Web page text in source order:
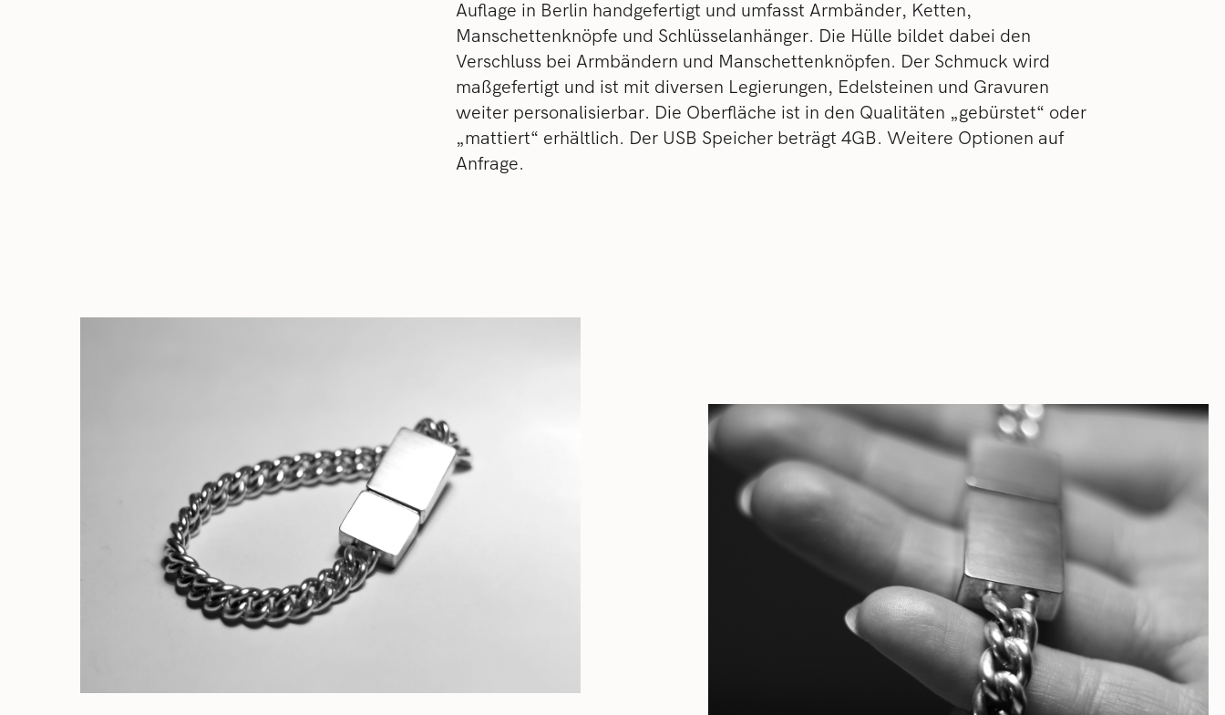
Auflage in Berlin handgefertigt und umfasst Armbänder, Ketten,
Manschettenknöpfe und Schlüsselanhänger. Die Hülle bildet dabei den
Verschluss bei Armbändern und Manschettenknöpfen. Der Schmuck wird
maßgefertigt und ist mit diversen Legierungen, Edelsteinen und Gravuren
weiter personalisierbar. Die Oberfläche ist in den Qualitäten „gebürstet“ oder
„mattiert“ erhältlich. Der USB Speicher beträgt 4GB. Weitere Optionen auf
Anfrage.